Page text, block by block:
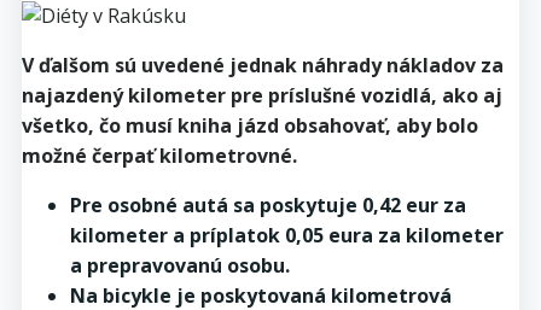
V ďalšom sú uvedené jednak náhrady nákladov za
najazdený kilometer pre príslušné vozidlá, ako aj
všetko, čo musí kniha jázd obsahovať, aby bolo
možné čerpať kilometrovné.
Pre osobné autá sa poskytuje 0,42 eur za
kilometer a príplatok 0,05 eura za kilometer
a prepravovanú osobu.
Na bicykle je poskytovaná kilometrová